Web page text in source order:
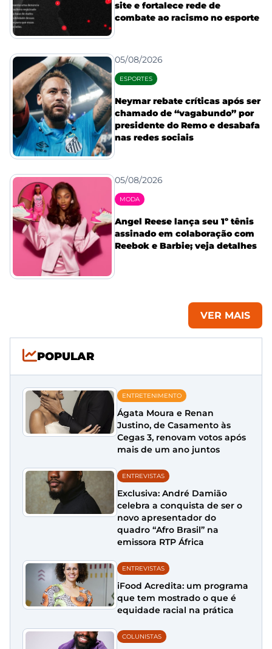
site e fortalece rede de
combate ao racismo no esporte
05/08/2026
ESPORTES
Neymar rebate críticas após ser
chamado de “vagabundo” por
presidente do Remo e desabafa
nas redes sociais
05/08/2026
MODA
Angel Reese lança seu 1º tênis
assinado em colaboração com
Reebok e Barbie; veja detalhes
VER MAIS
POPULAR
ENTRETENIMENTO
Ágata Moura e Renan
Justino, de Casamento às
Cegas 3, renovam votos após
mais de um ano juntos
ENTREVISTAS
Exclusiva: André Damião
celebra a conquista de ser o
novo apresentador do
quadro “Afro Brasil” na
emissora RTP África
ENTREVISTAS
iFood Acredita: um programa
que tem mostrado o que é
equidade racial na prática
COLUNISTAS